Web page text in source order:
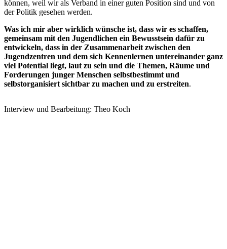
können, weil wir als Verband in einer guten Position sind und von
der Politik gesehen werden.
Was ich mir aber wirklich wünsche ist, dass wir es schaffen,
gemeinsam mit den Jugendlichen ein Bewusstsein dafür zu
entwickeln, dass in der Zusammenarbeit zwischen den
Jugendzentren und dem sich Kennenlernen untereinander ganz
viel Potential liegt, laut zu sein und die Themen, Räume und
Forderungen junger Menschen selbstbestimmt und
selbstorganisiert sichtbar zu machen und zu erstreiten.
Interview und Bearbeitung: Theo Koch